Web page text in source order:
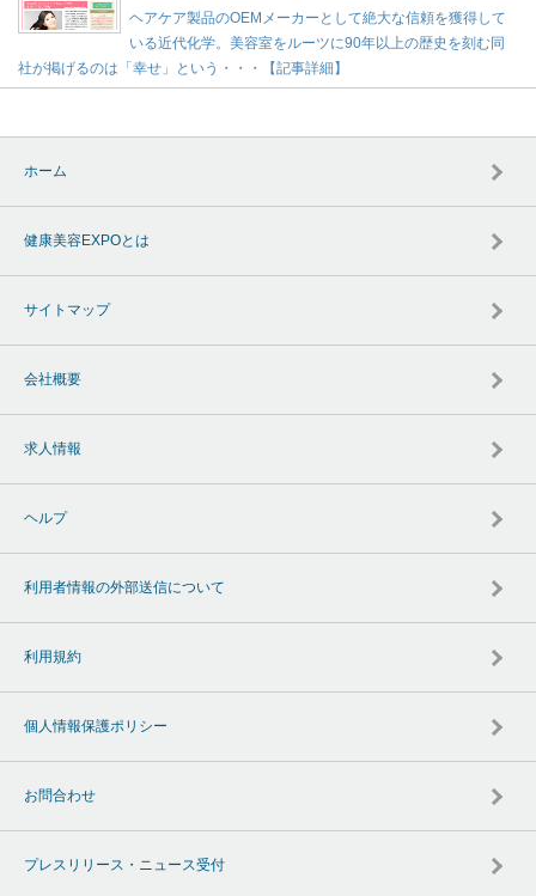
ヘアケア製品のOEMメーカーとして絶大な信頼を獲得して
いる近代化学。美容室をルーツに90年以上の歴史を刻む同
社が掲げるのは「幸せ」という・・・【記事詳細】
ホーム
健康美容EXPOとは
サイトマップ
会社概要
求人情報
ヘルプ
利用者情報の外部送信について
利用規約
個人情報保護ポリシー
お問合わせ
プレスリリース・ニュース受付